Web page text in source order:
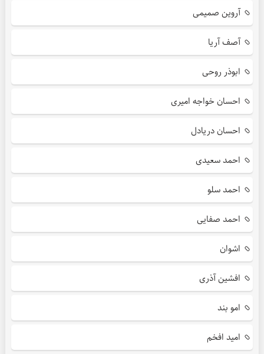
آروین صمیمی
آصف آریا
ابوذر روحی
احسان خواجه امیری
احسان دریادل
احمد سعیدی
احمد سلو
احمد صفایی
اشوان
افشین آذری
امو بند
امید افخم